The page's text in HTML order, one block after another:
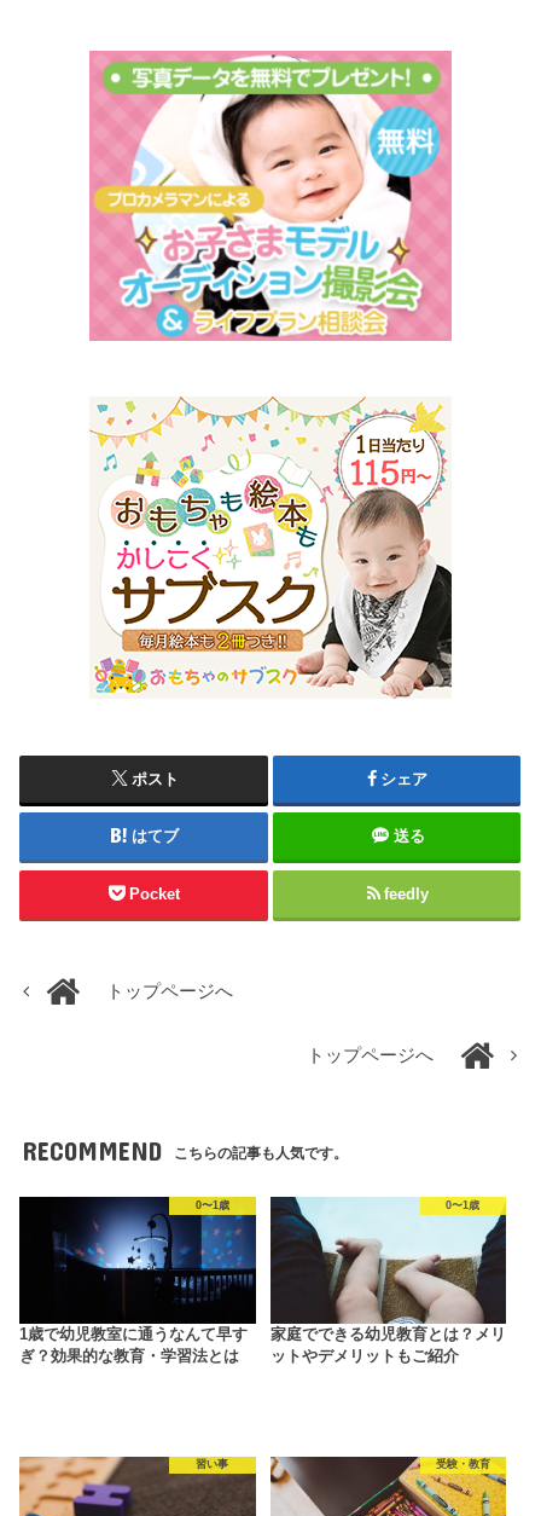
ポスト シェア
はてブ 送る
Pocket feedly
トップページへ
トップページへ
RECOMMEND こちらの記事も人気です。
0〜1歳
1歳で幼児教室に通うなんて早す
ぎ？効果的な教育・学習法とは
0〜1歳
家庭でできる幼児教育とは？メリ
ットやデメリットもご紹介
習い事 受験・教育